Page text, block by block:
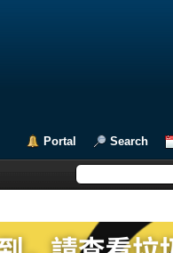
Portal Search